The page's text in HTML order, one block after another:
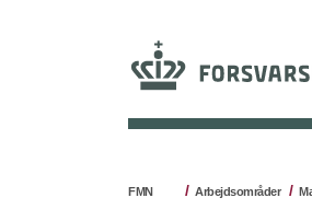
FMN Arbejdsområder